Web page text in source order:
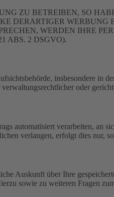
ZU BETREIBEN, SO
DERARTIGER
WERDEN IHRE
ABS. 2 DSGVO).
insbesondere in
oder
automatisiert verarbeiten, an
verlangen, erfolgt dies nur,
Auskunft über Ihre
sowie zu weiteren Fragen